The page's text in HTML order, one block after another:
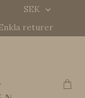
SEK
returer